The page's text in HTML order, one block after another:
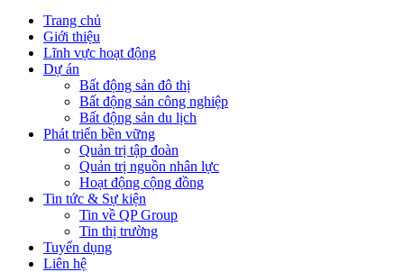
Trang chủ
Giới thiệu
Lĩnh vực hoạt động
Dự án
Bất động sản đô thị
Bất động sản công nghiệp
Bất động sản du lịch
Phát triển bền vững
Quản trị tập đoàn
Quản trị nguồn nhân lực
Hoạt động cộng đồng
Tin tức & Sự kiện
Tin về QP Group
Tin thị trường
Tuyển dụng
Liên hệ